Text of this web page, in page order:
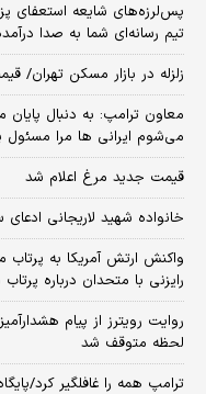
پس‌لرزه‌های شایعه استعفای
تیم رسانه‌ای شما به صدا
زلزله در بازار مسکن تهران/ قیمت‌ها ۲ برابر شد، خریدار
معاون ترامپ: به دنبال
می‌شوم ایرانی ها مرا مسئول
قیمت جدید مرغ اعلام شد
خانواده شهید لاریجانی
واکنش ارتش آمریکا به
رایزنی با متحدان درباره
روایت رویترز از پیام
لحظه متوقف شد
ترامپ همه را غافلگیر کرد/